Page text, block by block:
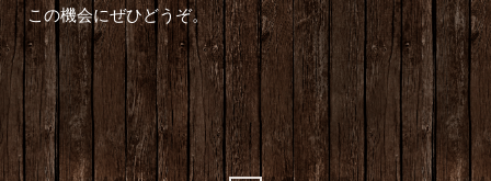
この機会にぜひどうぞ。